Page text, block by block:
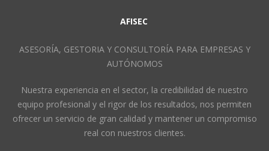
AFISEC
ASESORÍA, GESTORIA Y CONSULTORÍA PARA EMPRESAS Y
AUTÓNOMOS
Nuestra experiencia en el sector, la credibilidad de nuestro
equipo profesional y el rigor de los resultados, nos permiten
ofrecer un servicio de gran calidad y mantener un compromiso
real con nuestros clientes.